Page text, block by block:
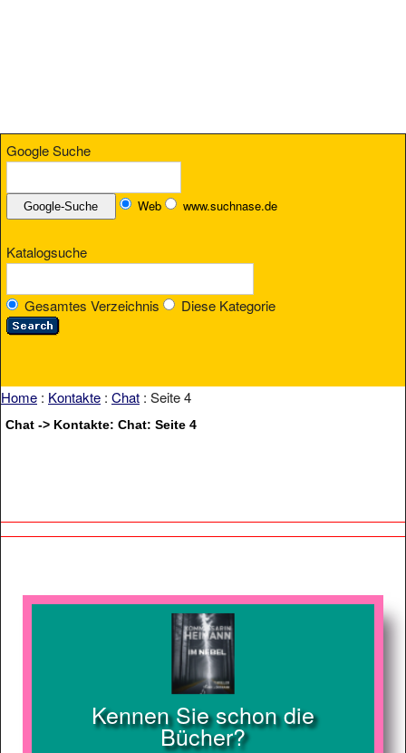
Google Suche
Web www.suchnase.de
Katalogsuche
Gesamtes Verzeichnis Diese Kategorie
Home : Kontakte : Chat : Seite 4
Chat -> Kontakte: Chat: Seite 4
Kennen Sie schon die
Bücher?